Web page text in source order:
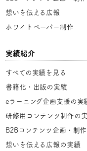
想いを伝える広報
ホワイトペーパー制作
実績紹介
すべての実績を見る
書籍化・出版の実績
eラーニング企画支援の実
研修用コンテンツ制作の
B2Bコンテンツ企画・制
想いを伝える広報の実績